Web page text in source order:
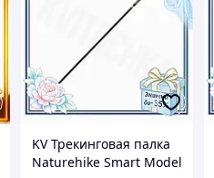
KV Трекинговая палка
Naturehike Smart Model